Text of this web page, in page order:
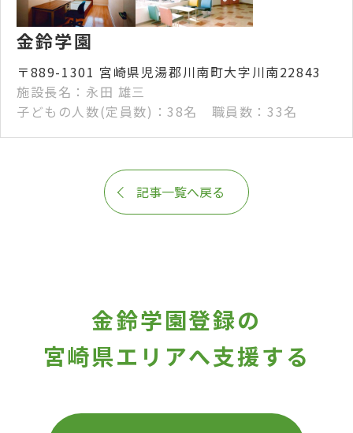
金鈴学園
〒889-1301 宮崎県児湯郡川南町大字川南22843
施設長名：永田 雄三
子どもの人数(定員数)：38名 職員数：33名
記事一覧へ戻る
金鈴学園登録の
宮崎県エリアへ支援する